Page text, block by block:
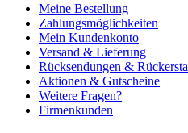
Meine Bestellung
Zahlungsmöglichkeiten
Mein Kundenkonto
Versand & Lieferung
Rücksendungen &
Aktionen & Gutscheine
Weitere Fragen?
Firmenkunden